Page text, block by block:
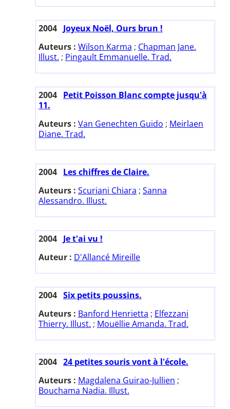
2004 Joyeux Noël, Ours brun !
Auteurs : Wilson Karma ; Chapman Jane.
Illust. ; Pingault Emmanuelle. Trad.
2004 Petit Poisson Blanc compte jusqu'à
11.
Auteurs : Van Genechten Guido ; Meirlaen
Diane. Trad.
2004 Les chiffres de Claire.
Auteurs : Scuriani Chiara ; Sanna
Alessandro. Illust.
2004 Je t'ai vu !
Auteur : D'Allancé Mireille
2004 Six petits poussins.
Auteurs : Banford Henrietta ; Elfezzani
Thierry. Illust. ; Mouëllie Amanda. Trad.
2004 24 petites souris vont à l'école.
Auteurs : Magdalena Guirao-Jullien ;
Bouchama Nadia. Illust.